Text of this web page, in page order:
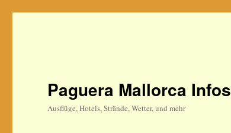
Paguera Mallorca Infos
Ausflüge, Hotels, Strände, Wetter, und mehr